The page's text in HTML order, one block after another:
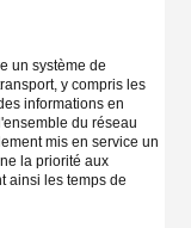
un système de
y compris les
informations en
du réseau
mis en service un
la priorité aux
ainsi les temps de